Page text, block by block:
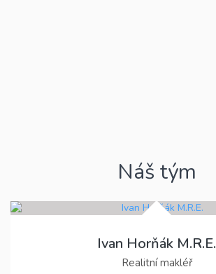
Náš tým
Ivan Horňák M.R.E.
Realitní makléř